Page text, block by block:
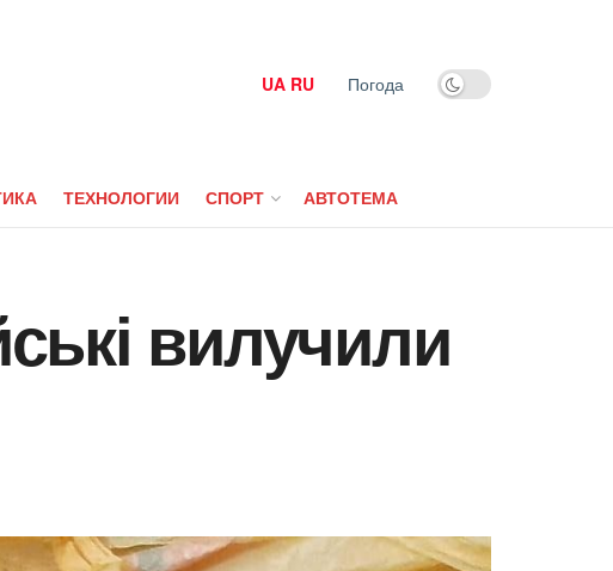
UA RU Погода
ТЕХНОЛОГИИ СПОРТ АВТОТЕМА
вилучили